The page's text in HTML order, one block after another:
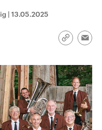
| 13.05.2025
Link